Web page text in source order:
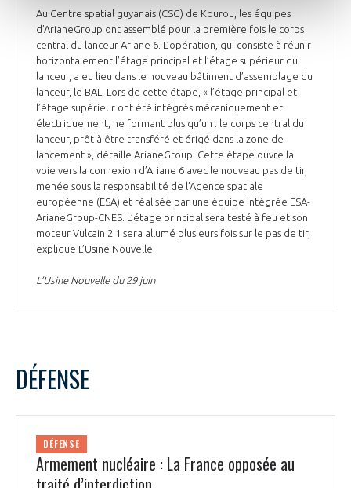
Au Centre spatial guyanais (CSG) de Kourou, les équipes
d’ArianeGroup ont assemblé pour la première fois le corps
central du lanceur Ariane 6. L’opération, qui consiste à réunir
horizontalement l’étage principal et l’étage supérieur du
lanceur, a eu lieu dans le nouveau bâtiment d’assemblage du
lanceur, le BAL. Lors de cette étape, « l’étage principal et
l’étage supérieur ont été intégrés mécaniquement et
électriquement, ne formant plus qu’un : le corps central du
lanceur, prêt à être transféré et érigé dans la zone de
lancement », détaille ArianeGroup. Cette étape ouvre la
voie vers la connexion d’Ariane 6 avec le nouveau pas de tir,
menée sous la responsabilité de l’Agence spatiale
européenne (ESA) et réalisée par une équipe intégrée ESA-
ArianeGroup-CNES. L’étage principal sera testé à feu et son
moteur Vulcain 2.1 sera allumé plusieurs fois sur le pas de tir,
explique L’Usine Nouvelle.
L’Usine Nouvelle du 29 juin
DÉFENSE
DÉFENSE
Armement nucléaire : La France opposée au